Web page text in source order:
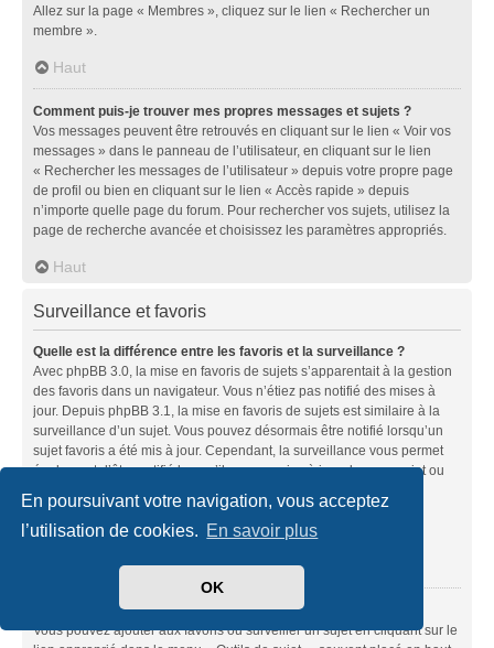
En poursuivant votre navigation, vous acceptez
l’utilisation de cookies. En savoir plus
OK
Allez sur la page « Membres », cliquez sur le lien « Rechercher un
membre ».
Haut
Comment puis-je trouver mes propres messages et sujets ?
Vos messages peuvent être retrouvés en cliquant sur le lien « Voir vos
messages » dans le panneau de l’utilisateur, en cliquant sur le lien
« Rechercher les messages de l’utilisateur » depuis votre propre page
de profil ou bien en cliquant sur le lien « Accès rapide » depuis
n’importe quelle page du forum. Pour rechercher vos sujets, utilisez la
page de recherche avancée et choisissez les paramètres appropriés.
Haut
Surveillance et favoris
Quelle est la différence entre les favoris et la surveillance ?
Avec phpBB 3.0, la mise en favoris de sujets s’apparentait à la gestion
des favoris dans un navigateur. Vous n’étiez pas notifié des mises à
jour. Depuis phpBB 3.1, la mise en favoris de sujets est similaire à la
surveillance d’un sujet. Vous pouvez désormais être notifié lorsqu’un
sujet favoris a été mis à jour. Cependant, la surveillance vous permet
également d’être notifié lorsqu’il y a une mise à jour dans un sujet ou
surveillances peuvent être configurées depuis le panneau de
l’utilisateur dans l’onglet « Préférences du forum ».
Comment mettre en favoris ou surveiller des sujets ?
Vous pouvez ajouter aux favoris ou surveiller un sujet en cliquant sur le